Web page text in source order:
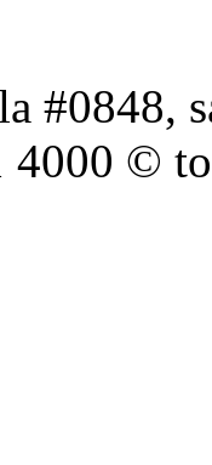
#0848,
©